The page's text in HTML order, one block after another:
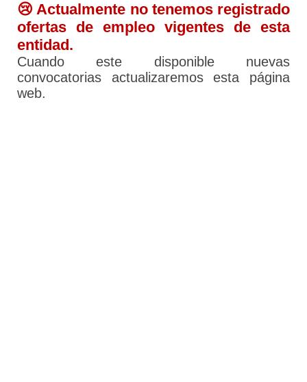
😢 Actualmente no tenemos registrado
ofertas de empleo vigentes de esta
entidad.
Cuando este disponible nuevas
convocatorias actualizaremos esta página
web.